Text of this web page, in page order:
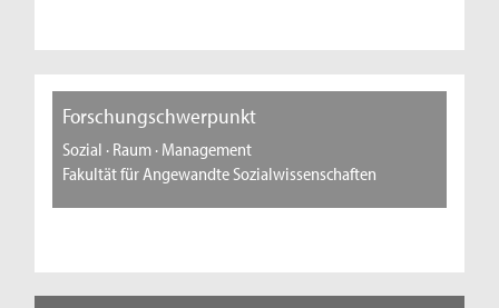
Forschungschwerpunkt
Sozial · Raum · Management
Fakultät für Angewandte Sozialwissenschaften